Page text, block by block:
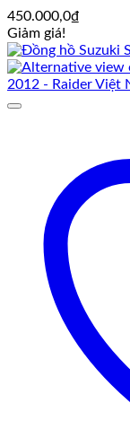
450.000,0₫
Giảm giá!